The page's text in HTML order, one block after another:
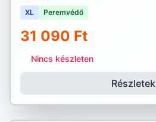
XL Peremvédő
31 090 Ft
Nincs készleten
Részletek